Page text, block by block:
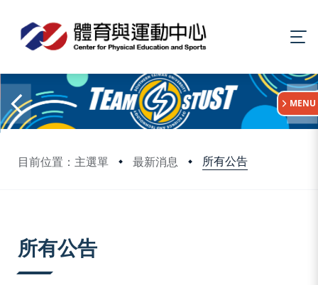
目前位置：主選單 最新消息 所有公告
:::
MENU
所有公告